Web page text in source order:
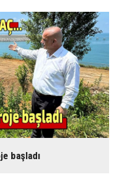
başladı